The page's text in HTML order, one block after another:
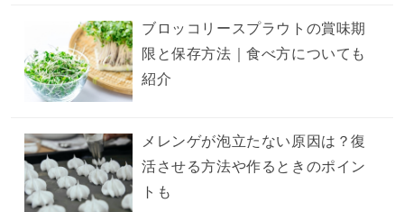
ブロッコリースプラウトの賞味期
限と保存方法｜食べ方についても
紹介
メレンゲが泡立たない原因は？復
活させる方法や作るときのポイン
トも